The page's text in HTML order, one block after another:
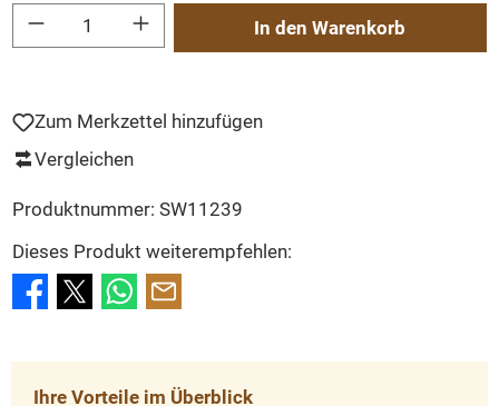
Produkt Anzahl: Gib den gewünschten Wert ein oder benutze die Schaltflächen
In den Warenkorb
Zum Merkzettel hinzufügen
Vergleichen
Produktnummer: SW11239
Dieses Produkt weiterempfehlen:
Ihre Vorteile im Überblick